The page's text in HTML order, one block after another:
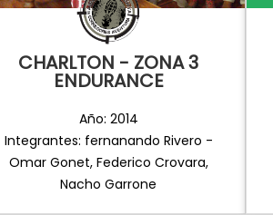
CHARLTON - ZONA 3
ENDURANCE
Año: 2014
Integrantes: fernanando Rivero -
Omar Gonet, Federico Crovara,
Nacho Garrone